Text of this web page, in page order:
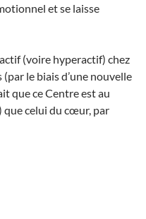
et se laisse
(voire hyperactif) chez
le biais d’une nouvelle
que ce Centre est au
que celui du cœur, par